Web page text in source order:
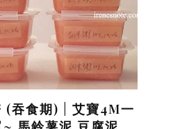
(吞食期) | 艾寶4M一